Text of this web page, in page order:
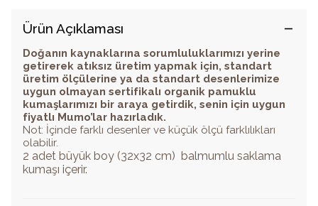
Ürün Açıklaması
Doğanın kaynaklarına sorumluluklarımızı yerine
getirerek atıksız üretim yapmak için, standart
üretim ölçülerine ya da standart desenlerimize
uygun olmayan sertifikalı organik pamuklu
kumaşlarımızı bir araya getirdik, senin için uygun
fiyatlı Mumo’lar hazırladık.
Not: İçinde farklı desenler ve küçük ölçü farklılıkları
olabilir.
2 adet büyük boy (32x32 cm) balmumlu saklama
kumaşı içerir.